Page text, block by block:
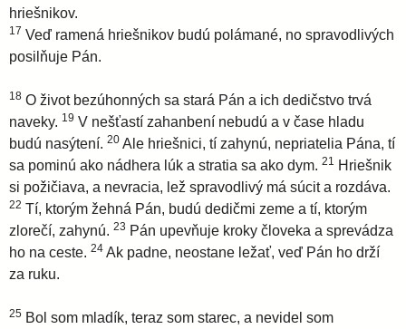
hriešnikov.
17 Veď ramená hriešnikov budú polámané, no spravodlivých
posilňuje Pán.
18 O život bezúhonných sa stará Pán a ich dedičstvo trvá
naveky. 19 V nešťastí zahanbení nebudú a v čase hladu
budú nasýtení. 20 Ale hriešnici, tí zahynú, nepriatelia Pána, tí
sa pominú ako nádhera lúk a stratia sa ako dym. 21 Hriešnik
si požičiava, a nevracia, lež spravodlivý má súcit a rozdáva.
22 Tí, ktorým žehná Pán, budú dedičmi zeme a tí, ktorým
zlorečí, zahynú. 23 Pán upevňuje kroky človeka a sprevádza
ho na ceste. 24 Ak padne, neostane ležať, veď Pán ho drží
za ruku.
25 Bol som mladík, teraz som starec, a nevidel som